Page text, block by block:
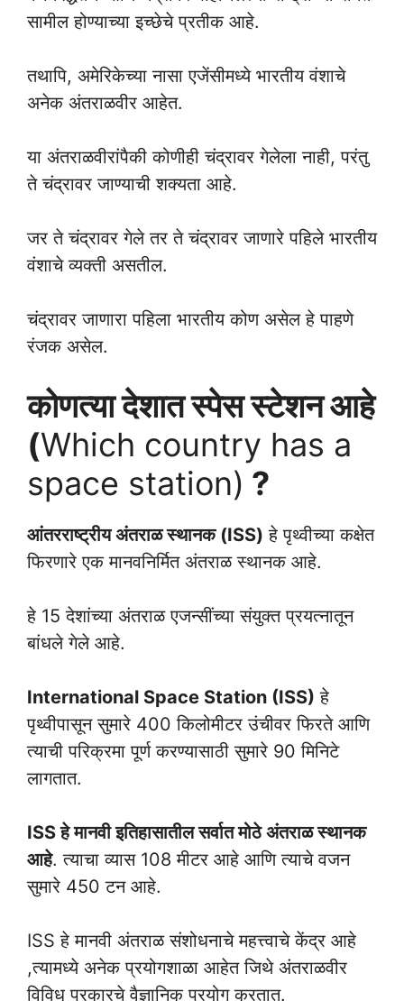
सामील होण्याच्या इच्छेचे प्रतीक आहे.
तथापि, अमेरिकेच्या नासा एजेंसीमध्ये भारतीय वंशाचे
अनेक अंतराळवीर आहेत.
या अंतराळवीरांपैकी कोणीही चंद्रावर गेलेला नाही, परंतु
ते चंद्रावर जाण्याची शक्यता आहे.
जर ते चंद्रावर गेले तर ते चंद्रावर जाणारे पहिले भारतीय
वंशाचे व्यक्ती असतील.
चंद्रावर जाणारा पहिला भारतीय कोण असेल हे पाहणे
रंजक असेल.
कोणत्या देशात स्पेस स्टेशन आहे
(Which country has a
space station) ?
आंतरराष्ट्रीय अंतराळ स्थानक (ISS) हे पृथ्वीच्या कक्षेत
फिरणारे एक मानवनिर्मित अंतराळ स्थानक आहे.
हे 15 देशांच्या अंतराळ एजन्सींच्या संयुक्त प्रयत्नातून
बांधले गेले आहे.
International Space Station (ISS) हे
पृथ्वीपासून सुमारे 400 किलोमीटर उंचीवर फिरते आणि
त्याची परिक्रमा पूर्ण करण्यासाठी सुमारे 90 मिनिटे
लागतात.
ISS हे मानवी इतिहासातील सर्वात मोठे अंतराळ स्थानक
आहे. त्याचा व्यास 108 मीटर आहे आणि त्याचे वजन
सुमारे 450 टन आहे.
ISS हे मानवी अंतराळ संशोधनाचे महत्त्वाचे केंद्र आहे
,त्यामध्ये अनेक प्रयोगशाळा आहेत जिथे अंतराळवीर
विविध प्रकारचे वैज्ञानिक प्रयोग करतात.